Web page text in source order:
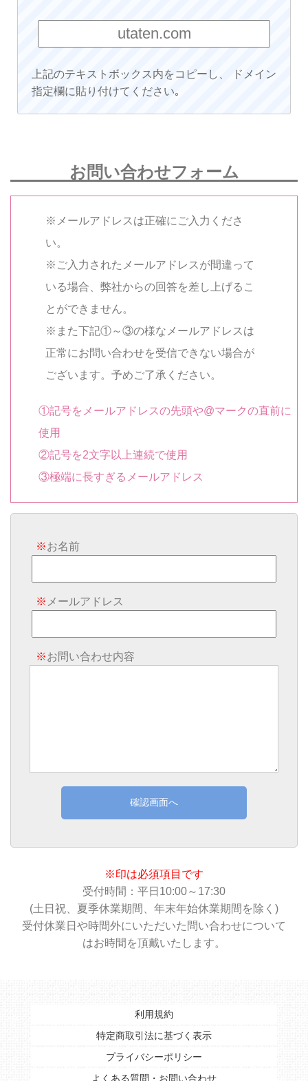
上記のテキストボックス内をコピーし、 ドメイン
指定欄に貼り付けてください｡
お問い合わせフォーム
※メールアドレスは正確にご入力くださ
い。
※ご入力されたメールアドレスが間違って
いる場合、弊社からの回答を差し上げるこ
とができません。
※また下記①～③の様なメールアドレスは
正常にお問い合わせを受信できない場合が
ございます。予めご了承ください。
①記号をメールアドレスの先頭や@マークの直前に
使用
②記号を2文字以上連続で使用
③極端に長すぎるメールアドレス
※お名前
※ メールアドレス
※お問い合わせ内容
確認画面へ
※印は必須項目です
受付時間：平日10:00～17:30
(土日祝、夏季休業期間、年末年始休業期間を除く)
受付休業日や時間外にいただいた問い合わせについて
はお時間を頂戴いたします。
利用規約
特定商取引法に基づく表示
プライバシーポリシー
よくある質問・お問い合わせ